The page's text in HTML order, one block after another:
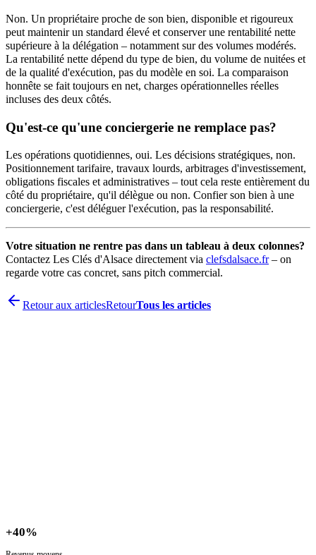
Non. Un propriétaire proche de son bien, disponible et rigoureux
peut maintenir un standard élevé et conserver une rentabilité nette
supérieure à la délégation – notamment sur des volumes modérés.
La rentabilité nette dépend du type de bien, du volume de nuitées et
de la qualité d'exécution, pas du modèle en soi. La comparaison
honnête se fait toujours en net, charges opérationnelles réelles
incluses des deux côtés.
Qu'est-ce qu'une conciergerie ne remplace pas?
Les opérations quotidiennes, oui. Les décisions stratégiques, non.
Positionnement tarifaire, travaux lourds, arbitrages d'investissement,
obligations fiscales et administratives – tout cela reste entièrement du
côté du propriétaire, qu'il délègue ou non. Confier son bien à une
conciergerie, c'est déléguer l'exécution, pas la responsabilité.
Votre situation ne rentre pas dans un tableau à deux colonnes?
Contactez Les Clés d'Alsace directement via clefsdalsace.fr– on
regarde votre cas concret, sans pitch commercial.
Retour aux articlesRetourTous les articles
+40%